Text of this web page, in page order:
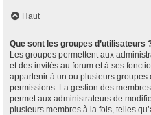
Haut
Que sont les groupes d’utilisateurs
Les groupes permettent aux
et des invités au forum et à ses
appartenir à un ou plusieurs
permissions. La gestion des
permet aux administrateurs de
plusieurs membres à la fois, telles